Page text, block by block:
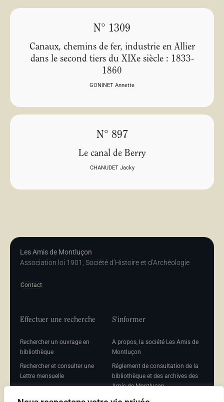
N° 1309
Canaux, chemins de fer, industrie en Allier
dans le second tiers du XIXe siècle : 1833-
1860
GONINET Annette
N° 897
Le canal de Berry
CHANUDET Jacky
Les Amis de Montluçon
Association loi 1901, Société d’Histoire et d’Archéologie
Contact
Effectuer une recherche
Rechercher un ouvrage en
bibliothèque
Rechercher et consulter une
Lettre mensuelle
mensuelle
S'informer
A propos, la société Les Amis de
Montluçon
Réglement de consultation de la
bibliothèque et des archives des
Amis de Montluçon
Mentions légales